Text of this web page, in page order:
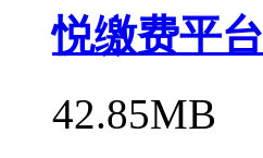
悦缴费平台
42.85MB